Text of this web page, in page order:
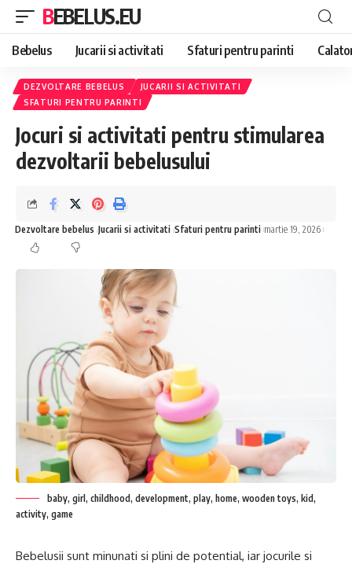
BEBELUS.EU
Bebelus Jucarii si activitati Sfaturi pentru parinti
DEZVOLTARE BEBELUS
JUCARII SI ACTIVITATI
SFATURI PENTRU PARINTI
Jocuri si activitati pentru stimularea
dezvoltarii bebelusului
Dezvoltare bebelus Jucarii si activitati Sfaturi pentru parinti martie 19, 2026
baby, girl, childhood, development, play, home, wooden toys, kid,
activity, game
Bebelusii sunt minunati si plini de potential, iar jocurile si